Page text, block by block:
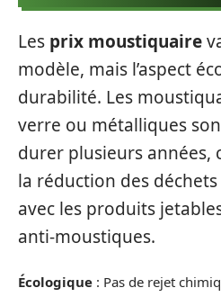
Les prix moustiquaire
modèle, mais l’aspect
durabilité. Les
verre ou métalliques
durer plusieurs années,
la réduction des
avec les produits
anti-moustiques.
Écologique : Pas de rejet